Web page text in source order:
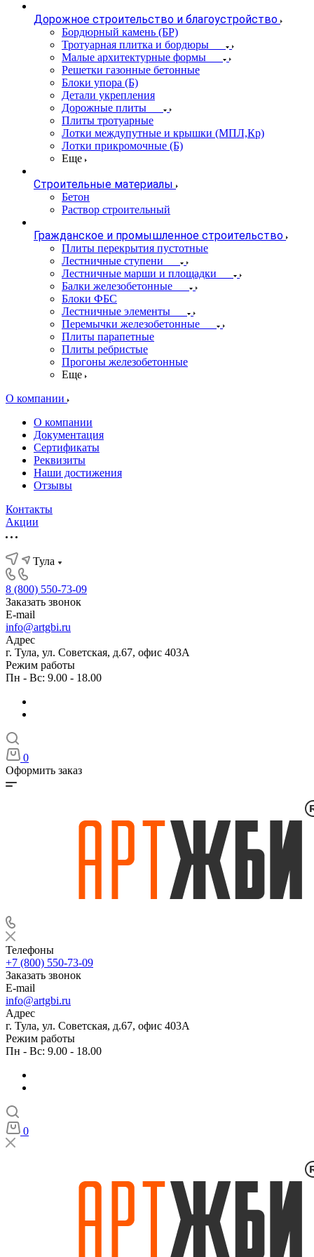
Дорожное строительство и благоустройство
Бордюрный камень (БР)
Тротуарная плитка и бордюры
Малые архитектурные формы
Решетки газонные бетонные
Блоки упора (Б)
Детали укрепления
Дорожные плиты
Плиты тротуарные
Лотки междупутные и крышки (МПЛ,Кр)
Лотки прикромочные (Б)
Еще
Строительные материалы
Бетон
Раствор строительный
Гражданское и промышленное строительство
Плиты перекрытия пустотные
Лестничные ступени
Лестничные марши и площадки
Балки железобетонные
Блоки ФБС
Лестничные элементы
Перемычки железобетонные
Плиты парапетные
Плиты ребристые
Прогоны железобетонные
Еще
О компании
О компании
Документация
Сертификаты
Реквизиты
Наши достижения
Отзывы
Контакты
Акции
Тула
8 (800) 550-73-09
Заказать звонок
E-mail
info@artgbi.ru
Адрес
г. Тула, ул. Советская, д.67, офис 403А
Режим работы
Пн - Вс: 9.00 - 18.00
0
Оформить заказ
Телефоны
+7 (800) 550-73-09
Заказать звонок
E-mail
info@artgbi.ru
Адрес
г. Тула, ул. Советская, д.67, офис 403А
Режим работы
Пн - Вс: 9.00 - 18.00
0